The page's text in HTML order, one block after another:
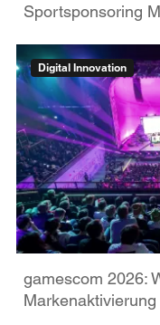
Sportsponsoring
Digital Innovation
gamescom 2026: